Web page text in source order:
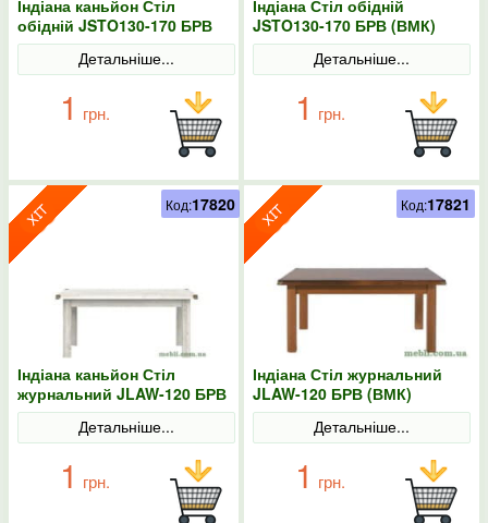
Індіана каньйон Стіл
обідній JSTO130-170 БРВ
(ВМК)
Детальніше...
1 грн.
Індіана Стіл обідній
JSTO130-170 БРВ (ВМК)
Детальніше...
1 грн.
Індіана каньйон Стіл
журнальний JLAW-120 БРВ
(ВМК)
Детальніше...
1 грн.
Код:17820
Індіана Стіл журнальний
JLAW-120 БРВ (ВМК)
Детальніше...
1 грн.
Код:17821